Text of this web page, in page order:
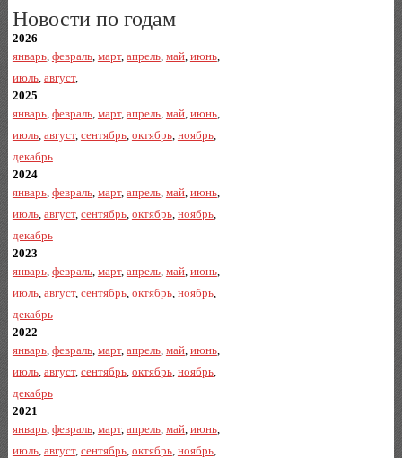
Новости по годам
2026
январь, февраль, март, апрель, май, июнь,
июль, август,
2025
январь, февраль, март, апрель, май, июнь,
июль, август, сентябрь, октябрь, ноябрь,
декабрь
2024
январь, февраль, март, апрель, май, июнь,
июль, август, сентябрь, октябрь, ноябрь,
декабрь
2023
январь, февраль, март, апрель, май, июнь,
июль, август, сентябрь, октябрь, ноябрь,
декабрь
2022
январь, февраль, март, апрель, май, июнь,
июль, август, сентябрь, октябрь, ноябрь,
декабрь
2021
январь, февраль, март, апрель, май, июнь,
июль, август, сентябрь, октябрь, ноябрь,